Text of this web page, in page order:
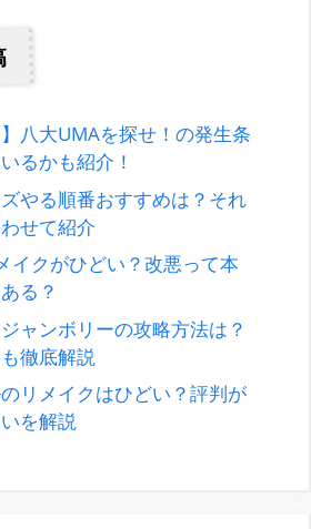
】八大UMAを探せ！の発生条
るかも紹介！
やる順番おすすめは？それ
せて紹介
イクがひどい？改悪って本
る？
ャンボリーの攻略方法は？
徹底解説
リメイクはひどい？評判が
を解説